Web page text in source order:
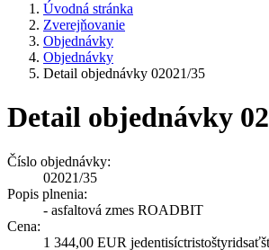
Úvodná stránka
Zverejňovanie
Objednávky
Objednávky
Detail objednávky 02021/35
Detail objednávky
Číslo objednávky:
02021/35
Popis plnenia:
- asfaltová zmes ROADBIT
Cena:
1 344,00 EUR